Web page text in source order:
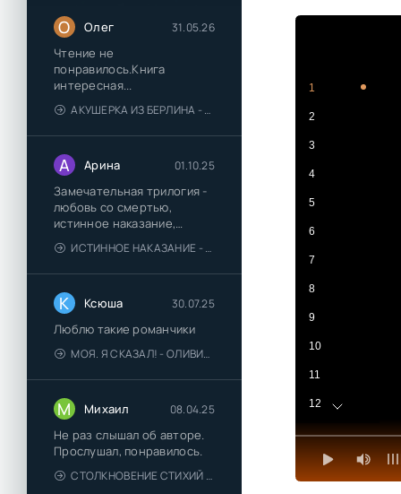
О Олег 31.05.26
Чтение не
понравилось.Книга
интересная...
АКУШЕРКА ИЗ БЕРЛИНА - АННА СТЮАРТ
А Арина 01.10.25
Замечательная трилогия -
любовь со смертью,
истинное наказание,
любимая для монстра -
понравились
ИСТИННОЕ НАКАЗАНИЕ - ОЛЬГА ГУСЕЙНОВА
К Ксюша 30.07.25
Люблю такие романчики
МОЯ. Я СКАЗАЛ! - ОЛИВИЯ ЛЕЙК
М Михаил 08.04.25
Не раз слышал об авторе.
Прослушал, понравилось.
СТОЛКНОВЕНИЕ СТИХИЙ - ВАЛЕРИЙ ГУМИНСКИЙ
1
2
3
4
5
6
7
8
9
10
11
12
13